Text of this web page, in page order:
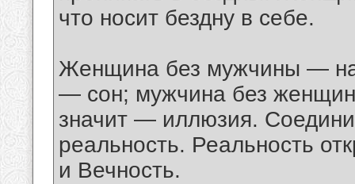
что носит бездну в себе.
Женщина без мужчины —
— сон; мужчина без
значит — иллюзия.
реальность. Реальность
и Вечность.